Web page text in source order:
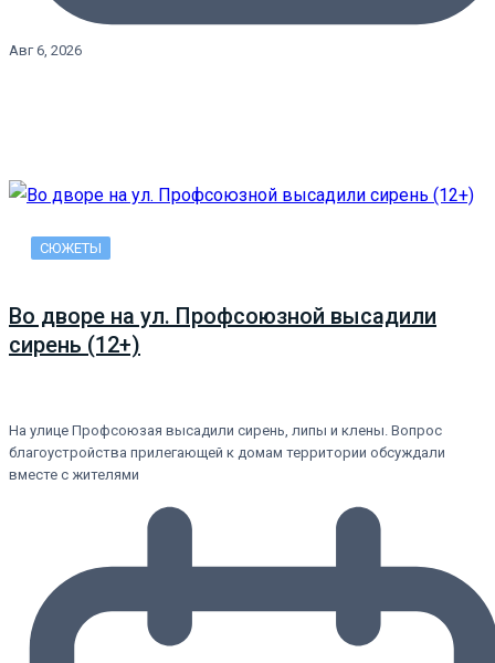
Авг 6, 2026
СЮЖЕТЫ
Во дворе на ул. Профсоюзной высадили
сирень (12+)
На улице Профсоюзая высадили сирень, липы и клены. Вопрос
благоустройства прилегающей к домам территории обсуждали
вместе с жителями